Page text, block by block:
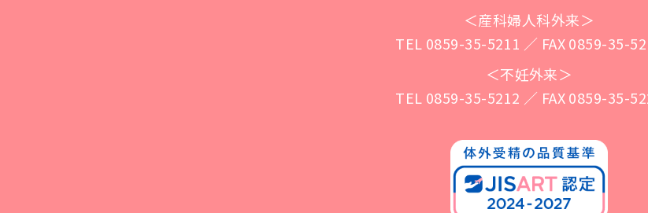
＜産科婦人科外来＞
TEL 0859-35-5211 ／ FAX 0859-35-
＜不妊外来＞
TEL 0859-35-5212 ／ FAX 0859-35-